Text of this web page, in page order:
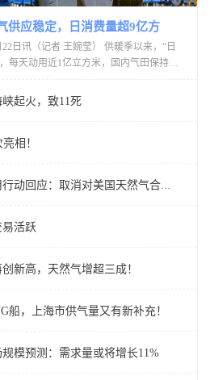
供应稳定，日消费量超9亿方
日讯（记者 王婉莹） 供暖季以来，“日
每天动用近1亿立方米，国内气田保持高
言人孟玮22日表示。
起火，致11死
相！
回应：取消对美国天然气合作！
易活跃
新高，天然气增超三成！
船，上海市供气量又有新补充！
模预测：需求量或将增长11%